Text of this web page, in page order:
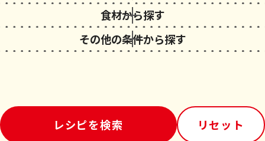
食材から探す
その他の条件から探す
レシピを検索 リセット